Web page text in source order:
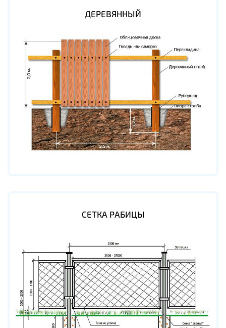
ДЕРЕВЯННЫЙ
СЕТКА РАБИЦЫ